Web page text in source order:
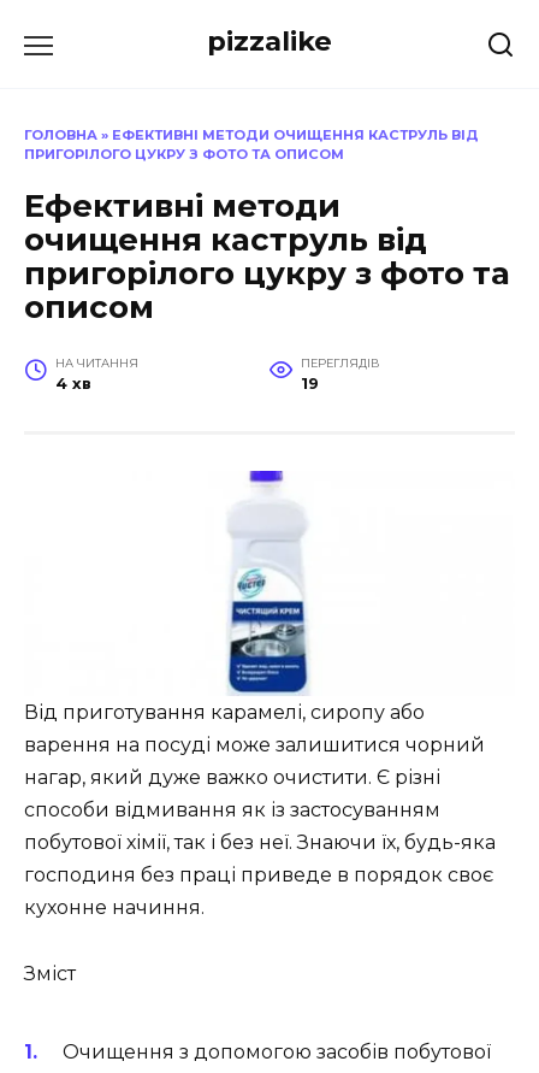
до
pizzalike
ГОЛОВНА » ЕФЕКТИВНІ МЕТОДИ ОЧИЩЕННЯ КАСТРУЛЬ ВІД
ПРИГОРІЛОГО ЦУКРУ З ФОТО ТА ОПИСОМ
Ефективні методи
очищення каструль від
пригорілого цукру з фото та
описом
НА ЧИТАННЯ
4 хв
ПЕРЕГЛЯДІВ
19
Від приготування карамелі, сиропу або
варення на посуді може залишитися чорний
нагар, який дуже важко очистити. Є різні
способи відмивання як із застосуванням
побутової хімії, так і без неї. Знаючи їх, будь-яка
господиня без праці приведе в порядок своє
кухонне начиння.
Зміст
Очищення з допомогою засобів побутової